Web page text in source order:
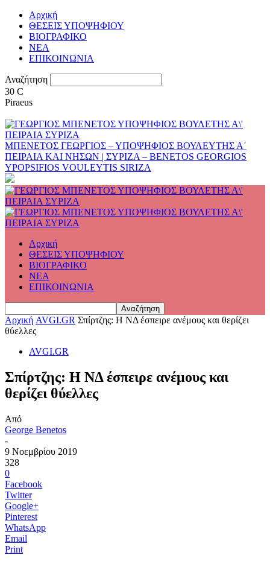
Αρχική
ΘΕΣΕΙΣ ΥΠΟΨΗΦΙΟΥ
ΒΙΟΓΡΑΦΙΚΟ
ΝΕΑ
ΕΠΙΚΟΙΝΩΝΙΑ
Αναζήτηση
30 C
Piraeus
ΜΠΕΝΕΤΟΣ ΓΕΩΡΓΙΟΣ – ΥΠΟΨΗΦΙΟΣ ΒΟΥΛΕΥΤΗΣ Α΄
ΠΕΙΡΑΙΑ ΚΑΙ ΝΗΣΩΝ | ΣΥΡΙΖΑ – BENETOS GEORGIOS
YPOPSIFIOS VOULEYTIS SIRIZA
Αρχική
ΘΕΣΕΙΣ ΥΠΟΨΗΦΙΟΥ
ΒΙΟΓΡΑΦΙΚΟ
ΝΕΑ
ΕΠΙΚΟΙΝΩΝΙΑ
Αρχική AVGI.GR Σπίρτζης: H NΔ έσπειρε ανέμους και θερίζει
θύελλες
AVGI.GR
Σπίρτζης: H NΔ έσπειρε ανέμους και
θερίζει θύελλες
Από
George Benetos
-
9 Νοεμβρίου 2019
328
0
Facebook
Twitter
Google+
Pinterest
WhatsApp
Email
Print